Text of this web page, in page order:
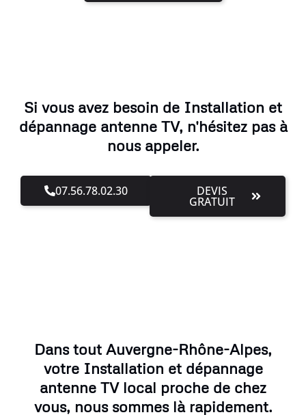
Si vous avez besoin de Installation et
dépannage antenne TV, n'hésitez pas à
nous appeler.
07.56.78.02.30 DEVIS
GRATUIT
Dans tout Auvergne-Rhône-Alpes,
votre Installation et dépannage
antenne TV local proche de chez
vous, nous sommes là rapidement.